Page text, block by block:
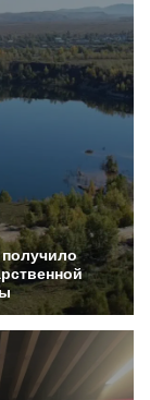
получило